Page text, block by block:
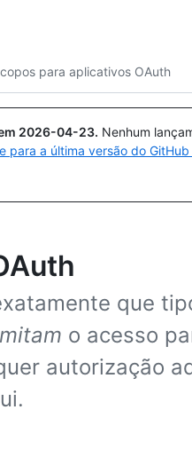
para aplicativos OAuth
2026-04-23. Nenhum
para a última versão do
que
o acesso
autorização